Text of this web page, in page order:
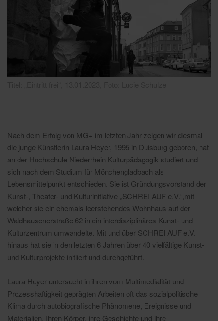
Nach dem Erfolg von MG+ im letzten Jahr zeigen wir diesmal
die junge Künstlerin Laura Heyer, 1995 in Duisburg geboren, hat
an der Hochschule Niederrhein Kulturpädagogik studiert und
sich nach dem Studium für Mönchengladbach als
Lebensmittelpunkt entschieden. Sie ist Gründungsvorstand der
Kunst-, Theater- und Kulturinitiative „SCHREI AUF e.V.“,mit
welcher sie ein ehemals leerstehendes Wohnhaus auf der
Waldhausenerstraße 62 in ein interdisziplinäres Kunst- und
Kulturzentrum umwandelte. Mit und über SCHREI AUF e.V.
hinaus hat sie in den letzten 6 Jahren über 40 vielfältige Kunst-
und Kulturprojekte initiiert und durchgeführt.
Laura Heyer untersucht in ihren vom Multimedialität und
Prozesshaftigkeit geprägten Arbeiten oft das sozialpolitische
Klima durch autobiografische Phänomene, Ereignisse und
Materialien. Ihren Körper, ihre Geschichte und ihre